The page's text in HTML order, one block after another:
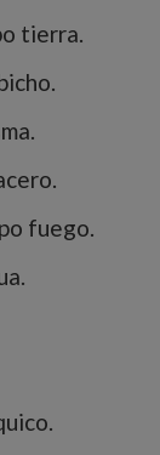
tierra.
fuego.